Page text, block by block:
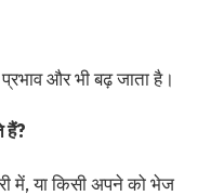
और भी बढ़ जाता है।
हैं?
में, या किसी अपने को भेज